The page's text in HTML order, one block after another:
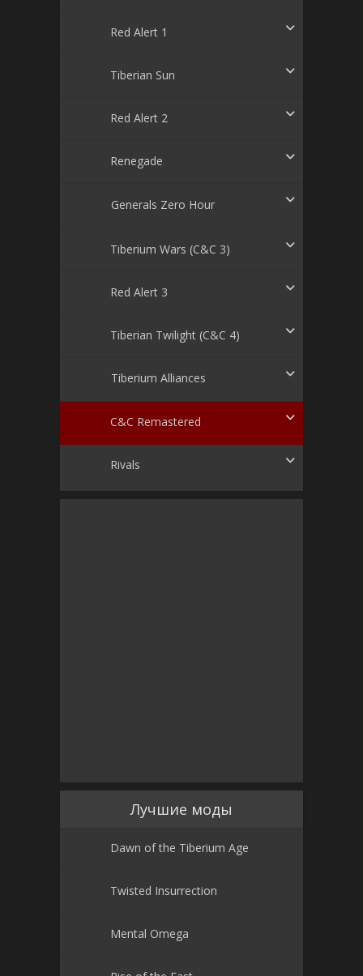
Red Alert 1
Tiberian Sun
Red Alert 2
Renegade
Generals Zero Hour
Tiberium Wars (C&C 3)
Red Alert 3
Tiberian Twilight (C&C 4)
Tiberium Alliances
C&C Remastered
Rivals
Лучшие моды
Dawn of the Tiberium Age
Twisted Insurrection
Mental Omega